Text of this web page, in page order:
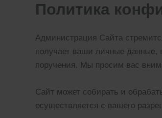
Политика
Администрация Сайта
получает ваши личные данные,
поручения. Мы просим вас
Сайт может собирать и
осуществляется с вашего